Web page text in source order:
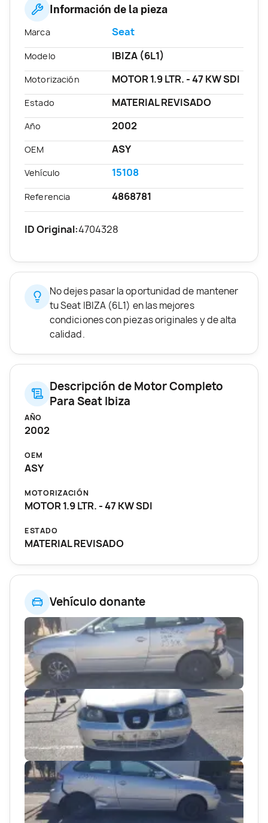
Vehículo donante
Información de la pieza
Marca Seat
Modelo IBIZA (6L1)
Motorización MOTOR 1.9 LTR. - 47 KW SDI
Estado MATERIAL REVISADO
Año 2002
OEM ASY
Vehículo 15108
Referencia 4868781
ID Original:4704328
No dejes pasar la oportunidad de mantener
tu Seat IBIZA (6L1) en las mejores
condiciones con piezas originales y de alta
calidad.
Descripción de Motor Completo
Para Seat Ibiza
AÑO
2002
OEM
ASY
MOTORIZACIÓN
MOTOR 1.9 LTR. - 47 KW SDI
ESTADO
MATERIAL REVISADO